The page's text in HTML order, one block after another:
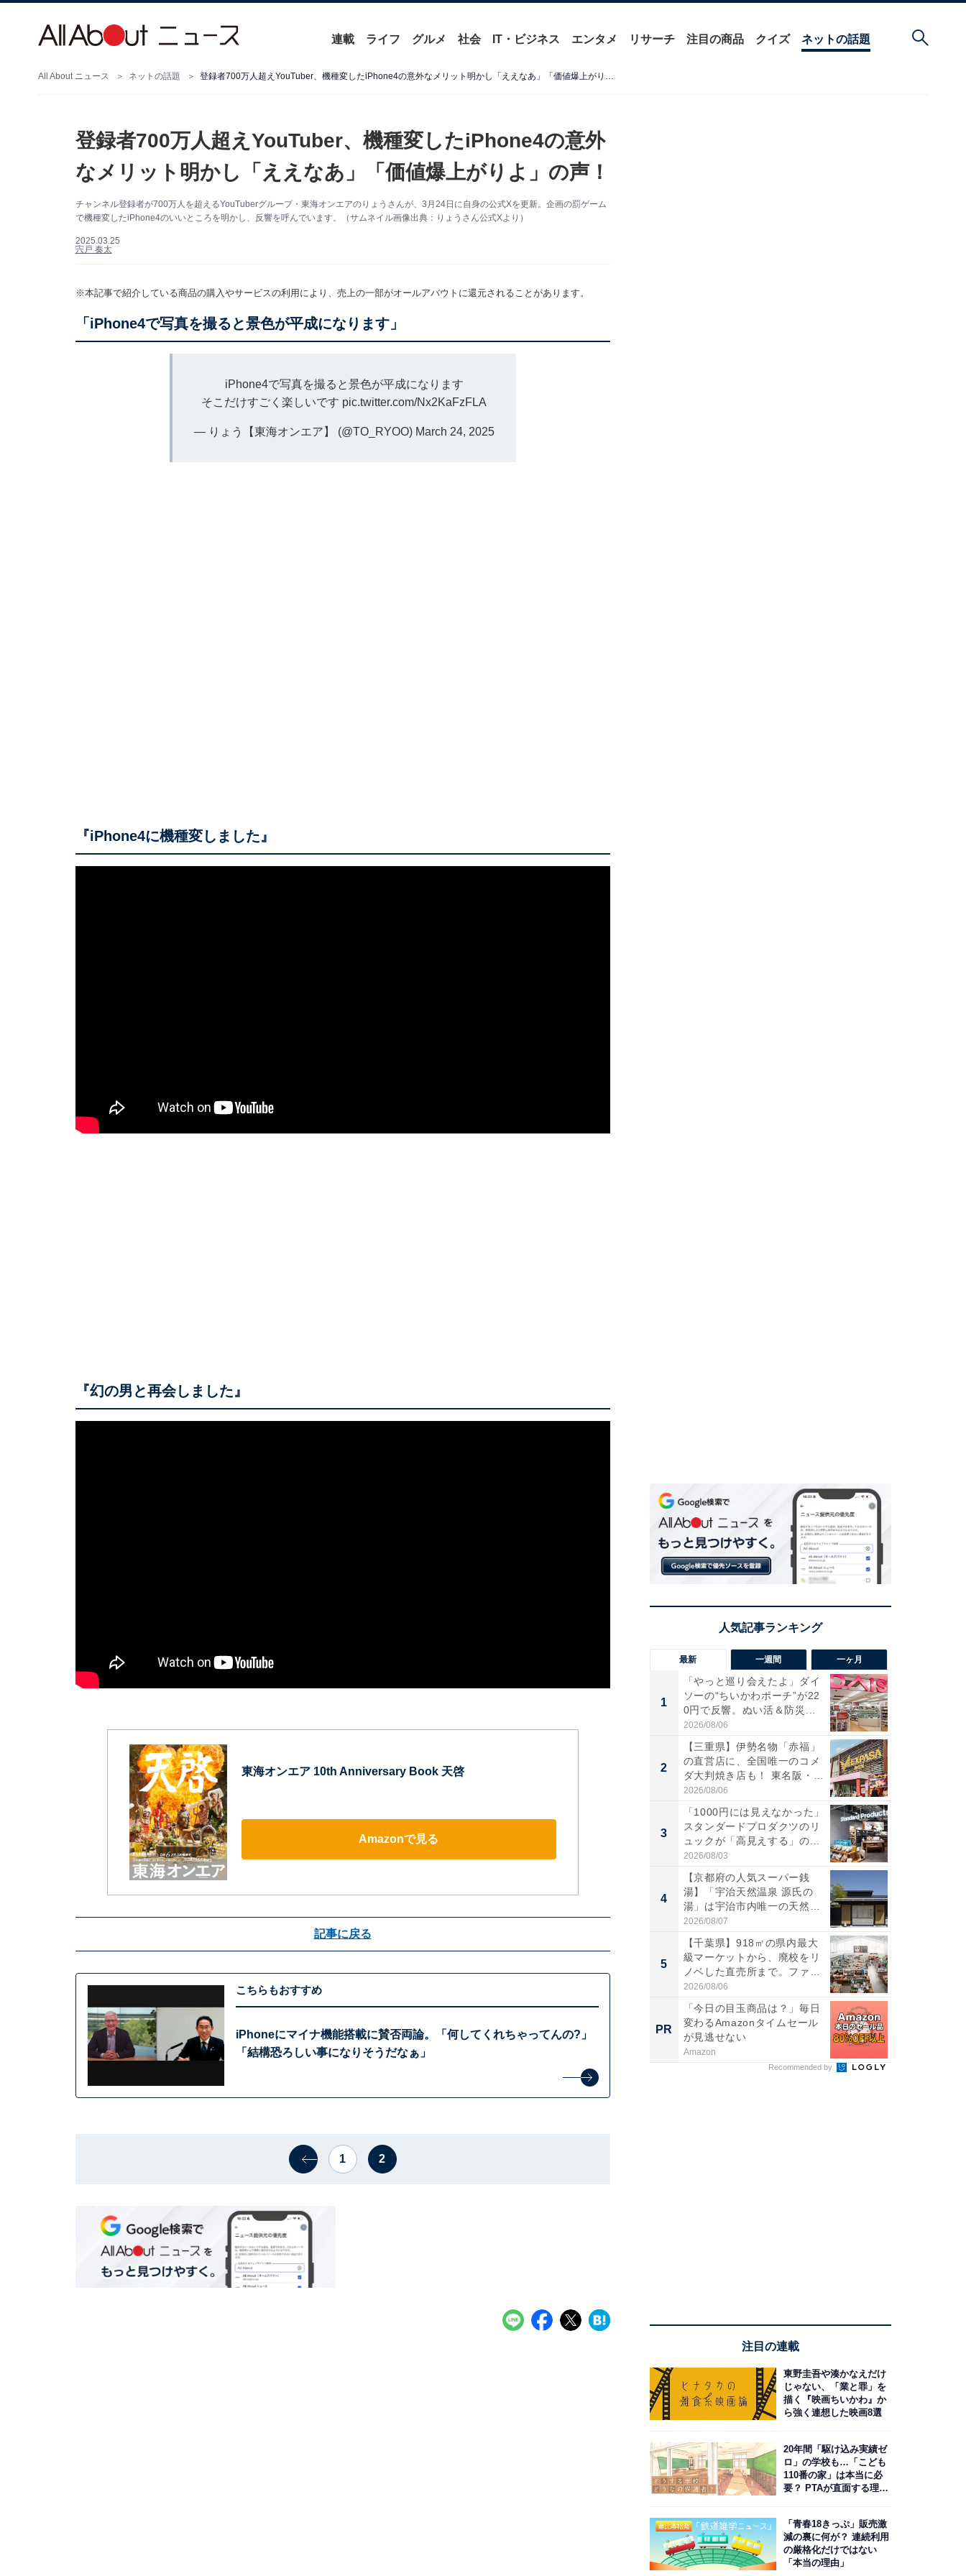
連載 ライフ グルメ 社会 IT・ビジネス エンタメ リサーチ 注目の商品 クイズ ネットの話題
All About ニュース ネットの話題 登録者700万人超えYouTuber、機種変したiPhone4の意外なメリット明かし「ええなあ」「価値爆上がりよ」の声！
登録者700万人超えYouTuber、機種変したiPhone4の意外
なメリット明かし「ええなあ」「価値爆上がりよ」の声！
チャンネル登録者が700万人を超えるYouTuberグループ・東海オンエアのりょうさんが、3月24日に自身の公式Xを更新。企画の罰ゲーム
で機種変したiPhone4のいいところを明かし、反響を呼んでいます。（サムネイル画像出典：りょうさん公式Xより）
2025.03.25
宍戸 奏太
※本記事で紹介している商品の購入やサービスの利用により、売上の一部がオールアバウトに還元されることがあります。
「iPhone4で写真を撮ると景色が平成になります」
iPhone4で写真を撮ると景色が平成になります
そこだけすごく楽しいです pic.twitter.com/Nx2KaFzFLA
— りょう【東海オンエア】 (@TO_RYOO) March 24, 2025
『iPhone4に機種変しました』
『幻の男と再会しました』
東海オンエア 10th Anniversary Book 天啓
Amazonで見る
記事に戻る
こちらもおすすめ
iPhoneにマイナ機能搭載に賛否両論。「何してくれちゃってんの?」
「結構恐ろしい事になりそうだなぁ」
1 2
最新 一週間 一ヶ月
1
「やっと巡り会えたよ」ダイ
ソーの“ちいかわポーチ”が22
0円で反響。ぬい活＆防災...
2026/08/06
2
【三重県】伊勢名物「赤福」
の直営店に、全国唯一のコメ
ダ大判焼き店も！ 東名阪・
伊...
2026/08/06
3
「1000円には見えなかった」
スタンダードプロダクツのリ
ュックが「高見えする」の...
2026/08/03
4
【京都府の人気スーパー銭
湯】「宇治天然温泉 源氏の
湯」は宇治市内唯一の天然温
泉と...
2026/08/07
5
【千葉県】918㎡の県内最大
級マーケットから、廃校をリ
ノベした直売所まで。ファ
ー...
2026/08/06
PR
「今日の目玉商品は？」毎日
変わるAmazonタイムセール
が見逃せない
Amazon
Recommended by
注目の連載
東野圭吾や湊かなえだけ
じゃない、「業と罪」を
描く『映画ちいかわ』か
ら強く連想した映画8選
20年間「駆け込み実績ゼ
ロ」の学校も…「こども
110番の家」は本当に必
要？ PTAが直面する理想
「青春18きっぷ」販売激
減の裏に何が？ 連続利用
の厳格化だけではない
「本当の理由」